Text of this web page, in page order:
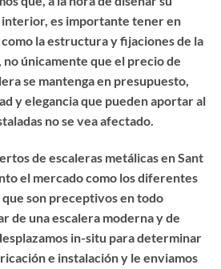
es importante tener en
la estructura y fijaciones de la
no únicamente que el precio de
se mantenga en presupuesto,
y elegancia que pueden aportar al
no se vea afectado.
de escaleras metálicas en Sant
el mercado como los diferentes
son preceptivos en todo
de una escalera moderna y de
in-situ para determinar
e instalación y le enviamos